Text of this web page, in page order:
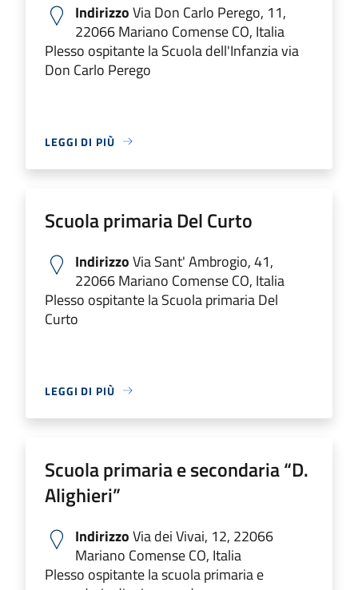
IndirizzoVia Don Carlo Perego, 11,
22066 Mariano Comense CO, Italia
Plesso ospitante la Scuola dell'Infanzia via
Don Carlo Perego
LEGGI DI PIÙ
Scuola primaria Del Curto
IndirizzoVia Sant' Ambrogio, 41,
22066 Mariano Comense CO, Italia
Plesso ospitante la Scuola primaria Del
Curto
LEGGI DI PIÙ
Scuola primaria e secondaria “D.
Alighieri”
IndirizzoVia dei Vivai, 12, 22066
Mariano Comense CO, Italia
Plesso ospitante la scuola primaria e